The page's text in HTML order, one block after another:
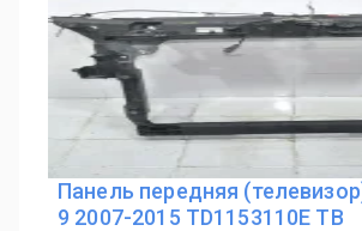
Панель передняя
9 2007-2015 TD1153110E TB